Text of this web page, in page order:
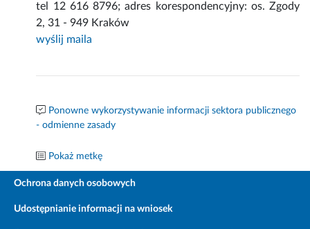
tel 12 616 8796; adres korespondencyjny: os. Zgody
2, 31 - 949 Kraków
wyślij maila
Ponowne wykorzystywanie informacji sektora publicznego
- odmienne zasady
Pokaż metkę
Ochrona danych osobowych
Udostępnianie informacji na wniosek